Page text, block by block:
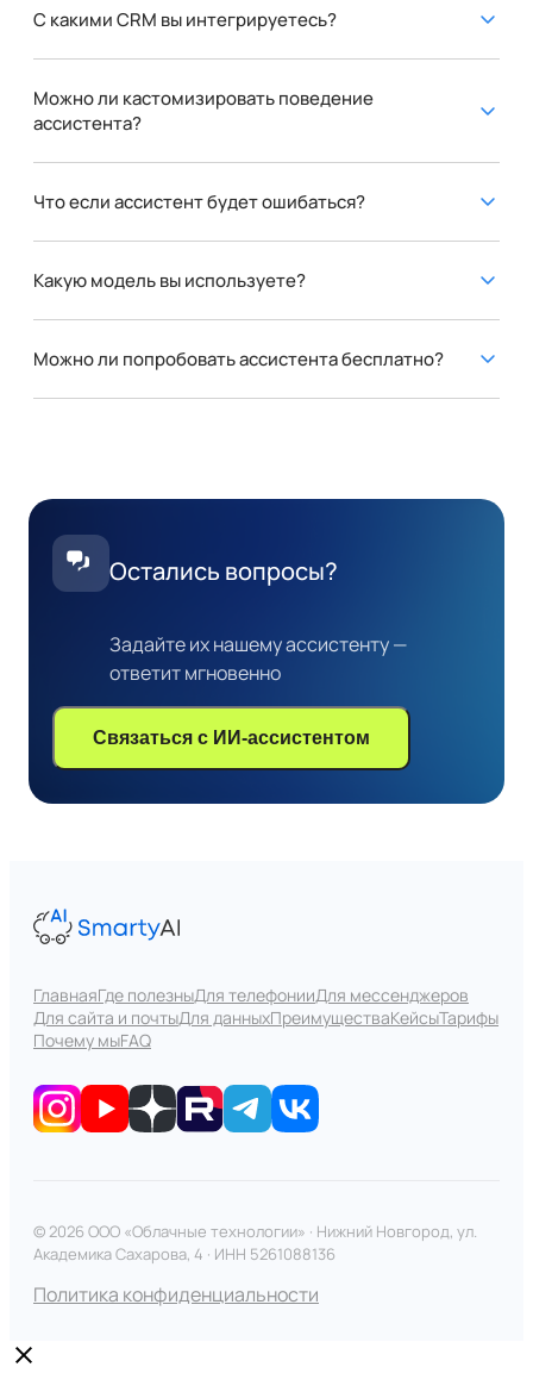
С какими CRM вы интегрируетесь?
Можно ли кастомизировать поведение
ассистента?
Что если ассистент будет ошибаться?
Какую модель вы используете?
Можно ли попробовать ассистента бесплатно?
Остались вопросы?
Задайте их нашему ассистенту —
ответит мгновенно
Связаться с ИИ-ассистентом
ГлавнаяГде полезныДля телефонииДля мессенджеров
Для сайта и почтыДля данныхПреимуществаКейсыТарифы
Почему мыFAQ
© 2026 ООО «Облачные технологии» · Нижний Новгород, ул.
Академика Сахарова, 4 · ИНН 5261088136
Политика конфиденциальности